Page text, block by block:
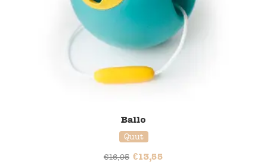
Ballo
Quut
€16,95 €13,55